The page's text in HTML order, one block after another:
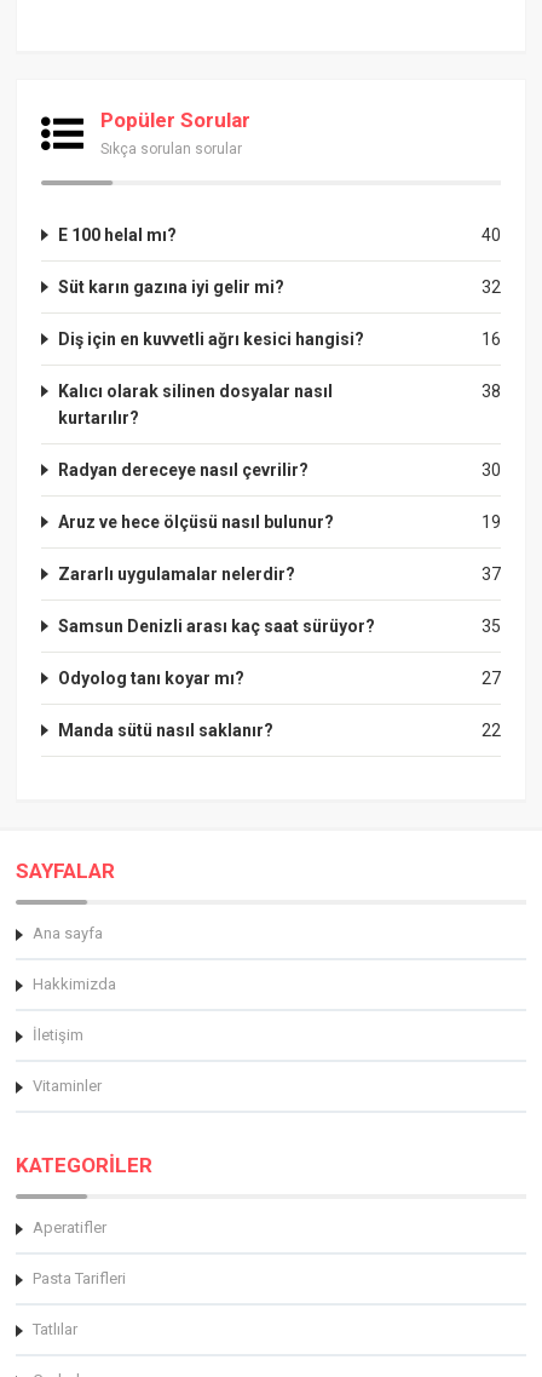
Popüler Sorular
Sıkça sorulan sorular
40
E 100 helal mı?
32
Süt karın gazına iyi gelir mi?
16
Diş için en kuvvetli ağrı kesici hangisi?
38
Kalıcı olarak silinen dosyalar nasıl
kurtarılır?
30
Radyan dereceye nasıl çevrilir?
19
Aruz ve hece ölçüsü nasıl bulunur?
37
Zararlı uygulamalar nelerdir?
35
Samsun Denizli arası kaç saat sürüyor?
27
Odyolog tanı koyar mı?
22
Manda sütü nasıl saklanır?
SAYFALAR
Ana sayfa
Hakkimizda
İletişim
Vitaminler
KATEGORİLER
Aperatifler
Pasta Tarifleri
Tatlılar